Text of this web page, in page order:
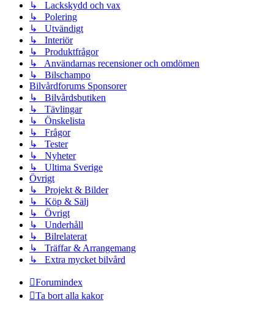
↳ Lackskydd och vax
↳ Polering
↳ Utvändigt
↳ Interiör
↳ Produktfrågor
↳ Användarnas recensioner och omdömen
↳ Bilschampo
Bilvårdforums Sponsorer
↳ Bilvårdsbutiken
↳ Tävlingar
↳ Önskelista
↳ Frågor
↳ Tester
↳ Nyheter
↳ Ultima Sverige
Övrigt
↳ Projekt & Bilder
↳ Köp & Sälj
↳ Övrigt
↳ Underhåll
↳ Bilrelaterat
↳ Träffar & Arrangemang
↳ Extra mycket bilvård
Forumindex
Ta bort alla kakor